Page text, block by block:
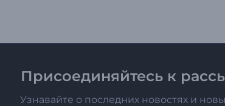
Присоединяйтесь к
Узнавайте о последних новостях и